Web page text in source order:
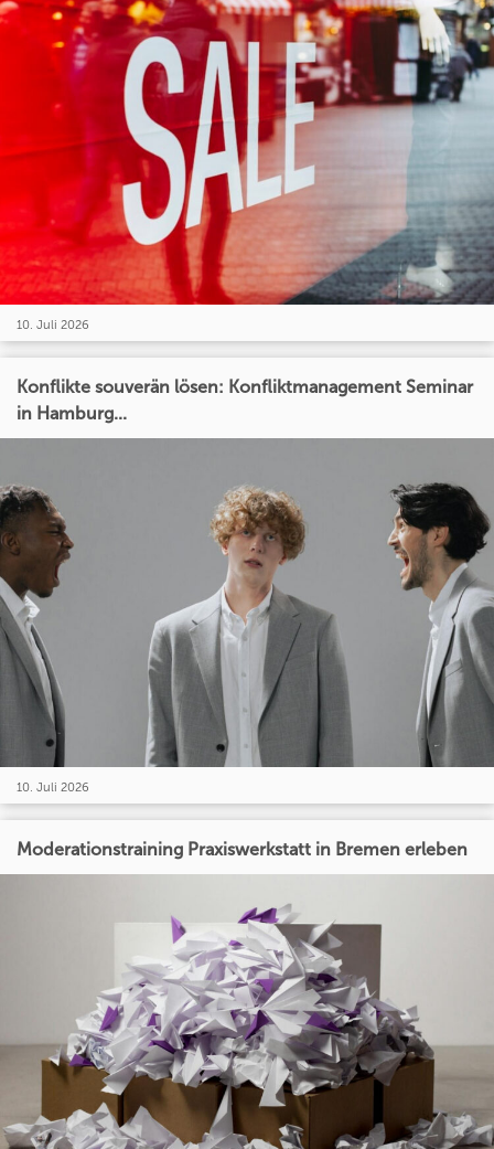
10. Juli 2026
Konflikte souverän lösen: Konfliktmanagement Seminar
in Hamburg...
10. Juli 2026
Moderationstraining Praxiswerkstatt in Bremen erleben